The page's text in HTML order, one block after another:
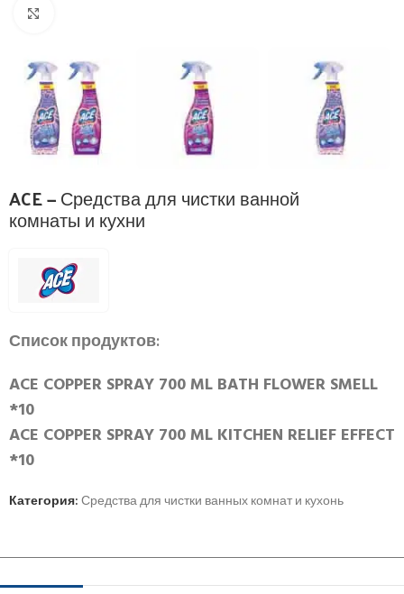
ACE — Средства для чистки ванной
комнаты и кухни
Список продуктов:
ACE COPPER SPRAY 700 ML BATH FLOWER SMELL
*10
ACE COPPER SPRAY 700 ML KITCHEN RELIEF EFFECT
*10
Категория:Средства для чистки ванных комнат и кухонь